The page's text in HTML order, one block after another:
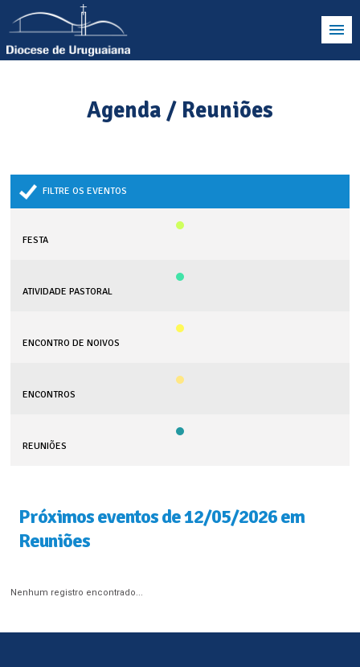
Agenda / Reuniões
FILTRE OS EVENTOS
FESTA
ATIVIDADE PASTORAL
ENCONTRO DE NOIVOS
ENCONTROS
REUNIÕES
Próximos eventos de 12/05/2026 em
Reuniões
Nenhum registro encontrado...